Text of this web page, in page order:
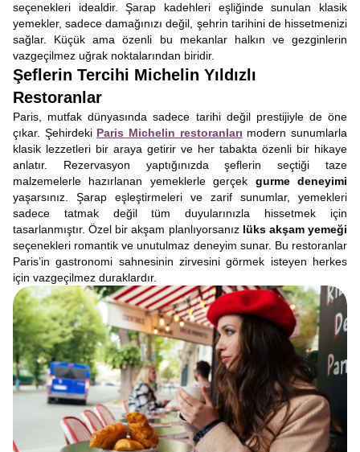
seçenekleri idealdir. Şarap kadehleri eşliğinde sunulan klasik
yemekler, sadece damağınızı değil, şehrin tarihini de hissetmenizi
sağlar. Küçük ama özenli bu mekanlar halkın ve gezginlerin
vazgeçilmez uğrak noktalarından biridir.
Şeflerin Tercihi Michelin Yıldızlı
Restoranlar
Paris, mutfak dünyasında sadece tarihi değil prestijiyle de öne
çıkar. Şehirdeki Paris Michelin restoranları modern sunumlarla
klasik lezzetleri bir araya getirir ve her tabakta özenli bir hikaye
anlatır. Rezervasyon yaptığınızda şeflerin seçtiği taze
malzemelerle hazırlanan yemeklerle gerçek gurme deneyimi
yaşarsınız. Şarap eşleştirmeleri ve zarif sunumlar, yemekleri
sadece tatmak değil tüm duyularınızla hissetmek için
tasarlanmıştır. Özel bir akşam planlıyorsanız lüks akşam yemeği
seçenekleri romantik ve unutulmaz deneyim sunar. Bu restoranlar
Paris’in gastronomi sahnesinin zirvesini görmek isteyen herkes
için vazgeçilmez duraklardır.